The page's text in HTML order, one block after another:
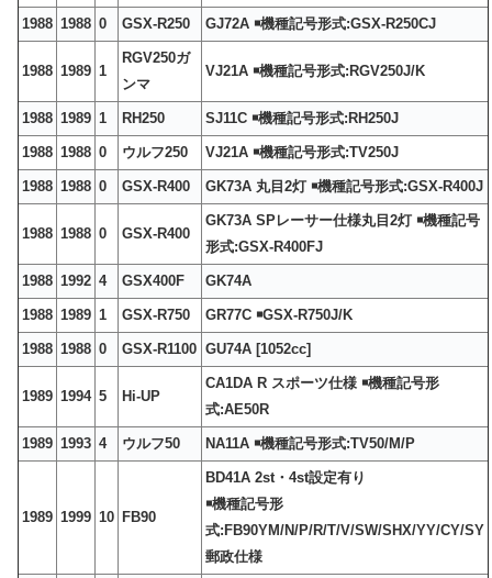
1988 1988 0 GSX-R250 GJ72A ￭機種記号形式:GSX-R250CJ
1988 1989 1
RGV250ガ
ンマ
VJ21A ￭機種記号形式:RGV250J/K
1988 1989 1 RH250 SJ11C ￭機種記号形式:RH250J
1988 1988 0 ウルフ250 VJ21A ￭機種記号形式:TV250J
1988 1988 0 GSX-R400 GK73A 丸目2灯 ￭機種記号形式:GSX-R400J
1988 1988 0 GSX-R400
GK73A SPレーサー仕様丸目2灯 ￭機種記号
形式:GSX-R400FJ
1988 1992 4 GSX400F GK74A
1988 1989 1 GSX-R750 GR77C ￭GSX-R750J/K
1988 1988 0 GSX-R1100 GU74A [1052cc]
1989 1994 5 Hi-UP
CA1DA R スポーツ仕様 ￭機種記号形
式:AE50R
1989 1993 4 ウルフ50 NA11A ￭機種記号形式:TV50/M/P
1989 1999 10 FB90
BD41A 2st・4st設定有り
￭機種記号形
式:FB90YM/N/P/R/T/V/SW/SHX/YY/CY/SY
郵政仕様